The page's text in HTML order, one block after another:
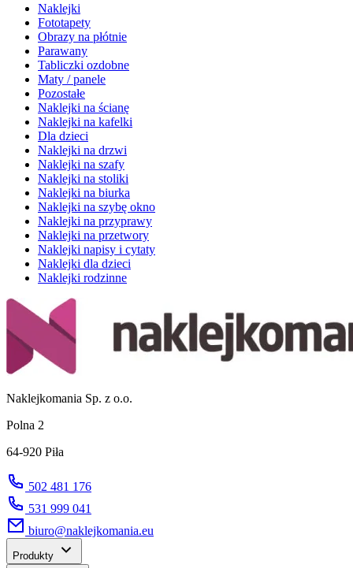
Naklejki
Fototapety
Obrazy na płótnie
Parawany
Tabliczki ozdobne
Maty / panele
Pozostałe
Naklejki na ścianę
Naklejki na kafelki
Dla dzieci
Naklejki na drzwi
Naklejki na szafy
Naklejki na stoliki
Naklejki na biurka
Naklejki na szybę okno
Naklejki na przyprawy
Naklejki na przetwory
Naklejki napisy i cytaty
Naklejki dla dzieci
Naklejki rodzinne
Naklejkomania Sp. z o.o.
Polna 2
64-920 Piła
502 481 176
531 999 041
biuro@naklejkomania.eu
Produkty